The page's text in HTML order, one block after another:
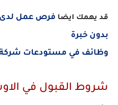
قد يهمك ايضا فرص عمل لدى
بدون خبرة
وظائف في مستودعات شركة
شروط القبول في